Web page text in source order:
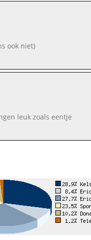
ook niet)
leuk zoals eentje